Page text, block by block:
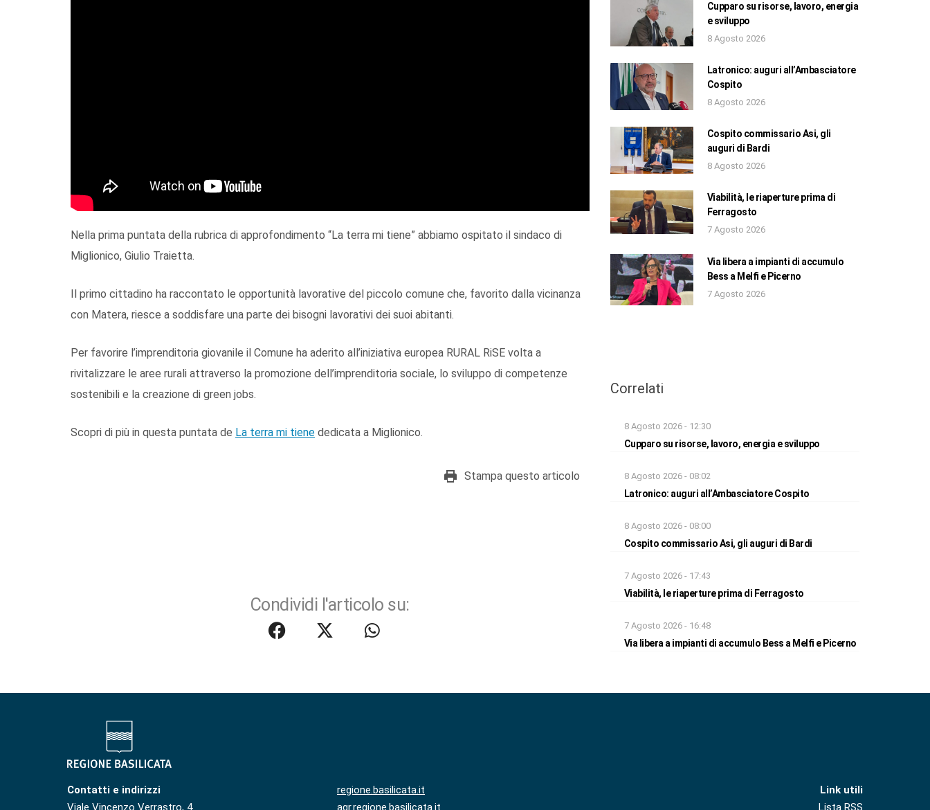
Nella prima puntata della rubrica di approfondimento “La terra mi tiene” abbiamo ospitato il sindaco di
Miglionico, Giulio Traietta.
Il primo cittadino ha raccontato le opportunità lavorative del piccolo comune che, favorito dalla vicinanza
con Matera, riesce a soddisfare una parte dei bisogni lavorativi dei suoi abitanti.
Per favorire l’imprenditoria giovanile il Comune ha aderito all’iniziativa europea RURAL RiSE volta a
rivitalizzare le aree rurali attraverso la promozione dell’imprenditoria sociale, lo sviluppo di competenze
sostenibili e la creazione di green jobs.
Scopri di più in questa puntata de La terra mi tiene dedicata a Miglionico.
Stampa questo articolo
Condividi l'articolo su:
Cupparo su risorse, lavoro, energia
e sviluppo
8 Agosto 2026
Latronico: auguri all’Ambasciatore
Cospito
8 Agosto 2026
Cospito commissario Asi, gli
auguri di Bardi
8 Agosto 2026
Viabilità, le riaperture prima di
Ferragosto
7 Agosto 2026
Via libera a impianti di accumulo
Bess a Melfi e Picerno
7 Agosto 2026
Correlati
8 Agosto 2026 - 12:30
Cupparo su risorse, lavoro, energia e sviluppo
8 Agosto 2026 - 08:02
Latronico: auguri all’Ambasciatore Cospito
8 Agosto 2026 - 08:00
Cospito commissario Asi, gli auguri di Bardi
7 Agosto 2026 - 17:43
Viabilità, le riaperture prima di Ferragosto
7 Agosto 2026 - 16:48
Via libera a impianti di accumulo Bess a Melfi e Picerno
Contatti e indirizzi
Viale Vincenzo Verrastro, 4
regione.basilicata.it
agr.regione.basilicata.it
Link utili
Lista RSS